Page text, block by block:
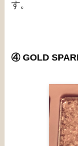
す。
④ GOLD